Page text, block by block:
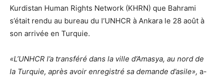
Kurdistan Human Rights Network (KHRN) que Bahrami
s’était rendu au bureau du l’UNHCR à Ankara le 28 août à
son arrivée en Turquie.
«L’UNHCR l’a transféré dans la ville d’Amasya, au nord de
la Turquie, après avoir enregistré sa demande d’asile», a-